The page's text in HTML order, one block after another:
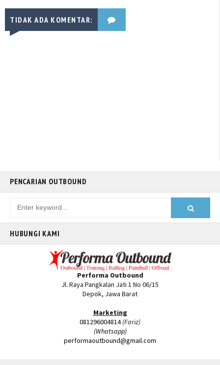
TIDAK ADA KOMENTAR:
PENCARIAN OUTBOUND
HUBUNGI KAMI
Performa Outbound
Jl. Raya Pangkalan Jati 1 No 06/15
Depok, Jawa Barat
Marketing
081296004814(Fariz)
(Whatsapp)
performaoutbound@gmail.com